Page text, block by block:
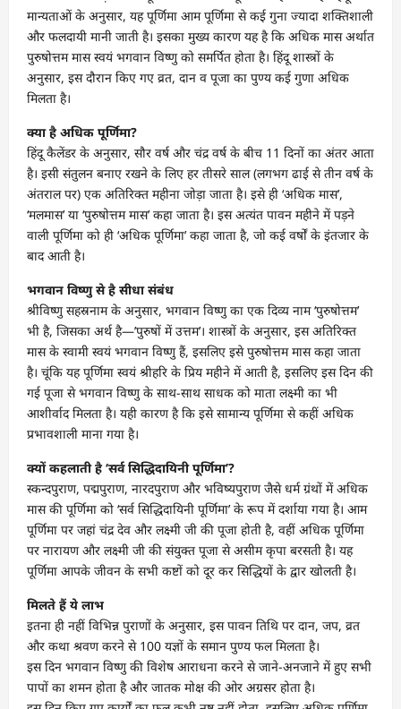
मान्यताओं के अनुसार, यह पूर्णिमा आम पूर्णिमा से कई गुना ज्यादा शक्तिशाली
और फलदायी मानी जाती है। इसका मुख्य कारण यह है कि अधिक मास अर्थात
पुरुषोत्तम मास स्वयं भगवान विष्णु को समर्पित होता है। हिंदू शास्त्रों के
अनुसार, इस दौरान किए गए व्रत, दान व पूजा का पुण्य कई गुणा अधिक
मिलता है।
क्या है अधिक पूर्णिमा?
हिंदू कैलेंडर के अनुसार, सौर वर्ष और चंद्र वर्ष के बीच 11 दिनों का अंतर आता
है। इसी संतुलन बनाए रखने के लिए हर तीसरे साल (लगभग ढाई से तीन वर्ष के
अंतराल पर) एक अतिरिक्त महीना जोड़ा जाता है। इसे ही ‘अधिक मास’,
‘मलमास’ या ‘पुरुषोत्तम मास’ कहा जाता है। इस अत्यंत पावन महीने में पड़ने
वाली पूर्णिमा को ही ‘अधिक पूर्णिमा’ कहा जाता है, जो कई वर्षों के इंतजार के
बाद आती है।
भगवान विष्णु से है सीधा संबंध
श्रीविष्णु सहस्रनाम के अनुसार, भगवान विष्णु का एक दिव्य नाम ‘पुरुषोत्तम’
भी है, जिसका अर्थ है—’पुरुषों में उत्तम’। शास्त्रों के अनुसार, इस अतिरिक्त
मास के स्वामी स्वयं भगवान विष्णु हैं, इसलिए इसे पुरुषोत्तम मास कहा जाता
है। चूंकि यह पूर्णिमा स्वयं श्रीहरि के प्रिय महीने में आती है, इसलिए इस दिन की
गई पूजा से भगवान विष्णु के साथ-साथ साधक को माता लक्ष्मी का भी
आशीर्वाद मिलता है। यही कारण है कि इसे सामान्य पूर्णिमा से कहीं अधिक
प्रभावशाली माना गया है।
क्यों कहलाती है ‘सर्व सिद्धिदायिनी पूर्णिमा’?
स्कन्दपुराण, पद्मपुराण, नारदपुराण और भविष्यपुराण जैसे धर्म ग्रंथों में अधिक
मास की पूर्णिमा को ‘सर्व सिद्धिदायिनी पूर्णिमा’ के रूप में दर्शाया गया है। आम
पूर्णिमा पर जहां चंद्र देव और लक्ष्मी जी की पूजा होती है, वहीं अधिक पूर्णिमा
पर नारायण और लक्ष्मी जी की संयुक्त पूजा से असीम कृपा बरसती है। यह
पूर्णिमा आपके जीवन के सभी कष्टों को दूर कर सिद्धियों के द्वार खोलती है।
मिलते हैं ये लाभ
इतना ही नहीं विभिन्न पुराणों के अनुसार, इस पावन तिथि पर दान, जप, व्रत
और कथा श्रवण करने से 100 यज्ञों के समान पुण्य फल मिलता है।
इस दिन भगवान विष्णु की विशेष आराधना करने से जाने-अनजाने में हुए सभी
पापों का शमन होता है और जातक मोक्ष की ओर अग्रसर होता है।